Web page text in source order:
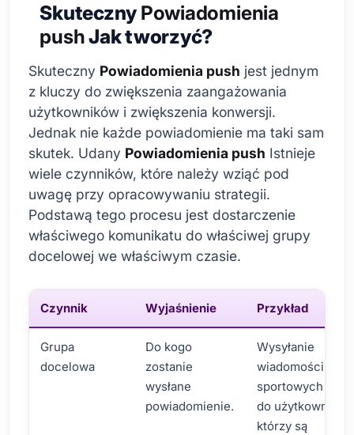
SkutecznyPowiadomienia
pushJak tworzyć?
Skuteczny Powiadomienia push jest jednym
z kluczy do zwiększenia zaangażowania
użytkowników i zwiększenia konwersji.
Jednak nie każde powiadomienie ma taki sam
skutek. Udany Powiadomienia push Istnieje
wiele czynników, które należy wziąć pod
uwagę przy opracowywaniu strategii.
Podstawą tego procesu jest dostarczenie
właściwego komunikatu do właściwej grupy
docelowej we właściwym czasie.
Czynnik Wyjaśnienie Przykład
Grupa
docelowa
Do kogo
zostanie
wysłane
powiadomienie.
Wysyłanie
wiadomości
sportowych tylko
do
którzy są